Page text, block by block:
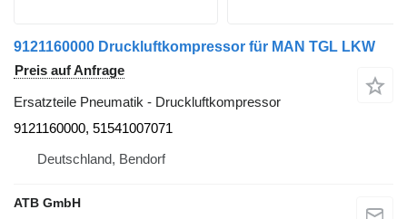
9121160000 Druckluftkompressor für MAN TGL LKW
Preis auf Anfrage
Ersatzteile Pneumatik - Druckluftkompressor
9121160000, 51541007071
Deutschland, Bendorf
ATB GmbH